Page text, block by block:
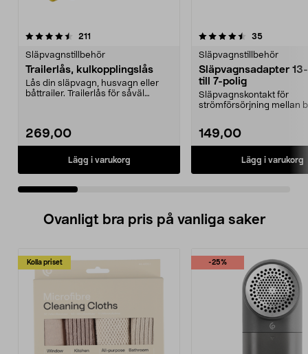
211
Släpvagnstillbehör
Trailerlås, kulkopplingslås
Lås din släpvagn, husvagn eller
båttrailer. Trailerlås för såväl
269,00
Lägg i varukorg
4.5 av 5 stjärnor 35recensioner
Släpvagnstillbehör
Släpvagnsadapter
till 7-polig
Släpvagnskontakt för
strömförsörjning mellan
149,00
Lägg i varukorg
4.5 av 5 stjärnor
Ovanligt bra pris på vanliga saker
Kolla priset -25%